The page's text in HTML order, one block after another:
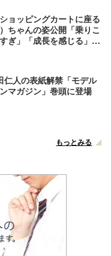
ョッピングカートに座る
ちゃんの姿公開「乗りこ
ぎ」「成長を感じる」の
人の表紙解禁「モデル
マガジン」巻頭に登場
もっとみる